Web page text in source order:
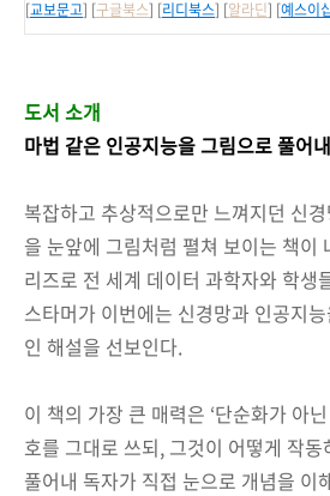
[교보문고] [구글북스] [리디북스] [알라딘] [예스이
도서 소개
마법 같은 인공지능을 그림으로 풀어
복잡하고 추상적으로만 느껴지던 신
을 눈앞에 그림처럼 펼쳐 보이는 책
리즈로 전 세계 데이터 과학자와 학생
스타머가 이번에는 신경망과 인공지
인 해설을 선보인다.
이 책의 가장 큰 매력은 ‘단순화가 아
호를 그대로 쓰되, 그것이 어떻게 작
풀어내 독자가 직접 눈으로 개념을 이